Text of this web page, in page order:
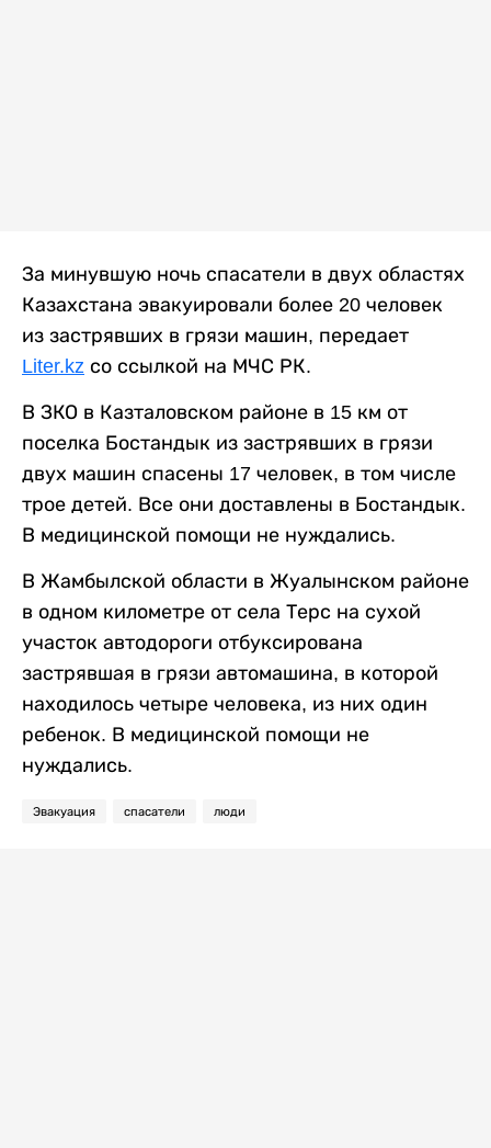
За минувшую ночь спасатели в двух областях
Казахстана эвакуировали более 20 человек
из застрявших в грязи машин, передает
Liter.kz со ссылкой на МЧС РК.
В ЗКО в Казталовском районе в 15 км от
поселка Бостандык из застрявших в грязи
двух машин спасены 17 человек, в том числе
трое детей. Все они доставлены в Бостандык.
В медицинской помощи не нуждались.
В Жамбылской области в Жуалынском районе
в одном километре от села Терс на сухой
участок автодороги отбуксирована
застрявшая в грязи автомашина, в которой
находилось четыре человека, из них один
ребенок. В медицинской помощи не
нуждались.
Эвакуация спасатели люди